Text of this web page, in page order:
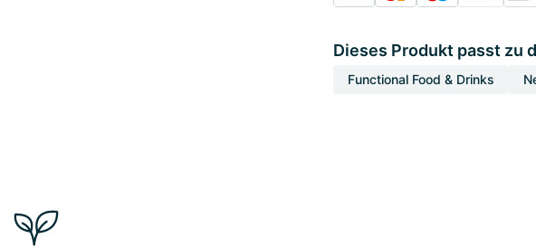
Dieses Produkt passt zu
Functional Food & Drinks